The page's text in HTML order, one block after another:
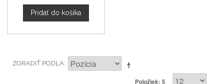
Pridať do košíka
ZORADIŤ PODĽA
Položiek: 5